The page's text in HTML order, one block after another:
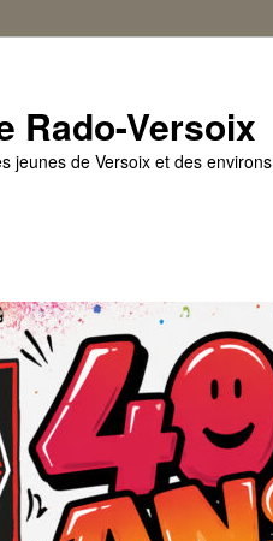
Rado-Versoix
jeunes de Versoix et des environs